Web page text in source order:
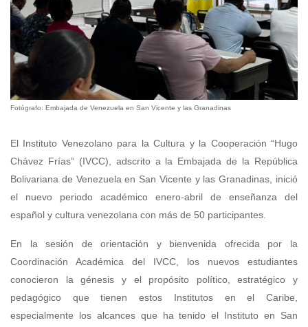
Fotógrafo: Embajada de Venezuela en San Vicente y las Granadinas
El Instituto Venezolano para la Cultura y la Cooperación “Hugo
Chávez Frías” (IVCC), adscrito a la Embajada de la República
Bolivariana de Venezuela en San Vicente y las Granadinas, inició
el nuevo periodo académico enero-abril de enseñanza del
español y cultura venezolana con más de 50 participantes.
En la sesión de orientación y bienvenida ofrecida por la
Coordinación Académica del IVCC, los nuevos estudiantes
conocieron la génesis y el propósito político, estratégico y
pedagógico que tienen estos Institutos en el Caribe,
especialmente los alcances que ha tenido el Instituto en San